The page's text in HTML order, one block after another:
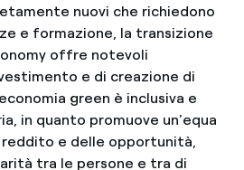
nuovi che richiedono
e formazione, la transizione
offre notevoli
e di creazione di
green è inclusiva e
in quanto promuove un'equa
e delle opportunità,
tra le persone e tra di